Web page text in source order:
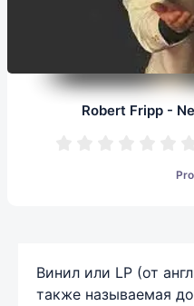
Robert Fripp -
Винил или LP (от
также называемая